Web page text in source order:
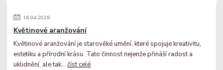
16.04.2026
Květinové aranžování
Květinové aranžování je starověké umění, které spojuje kreativitu,
estetiku a přírodní krásu. Tato činnost nejenže přináší radost a
uklidnění, ale tak...číst celé